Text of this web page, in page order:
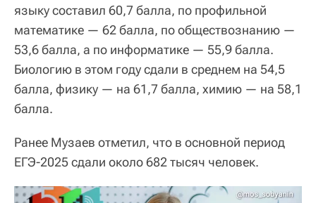
языку составил 60,7 балла, по профильной
математике — 62 балла, по обществознанию —
53,6 балла, а по информатике — 55,9 балла.
Биологию в этом году сдали в среднем на 54,5
балла, физику — на 61,7 балла, химию — на 58,1
балла.
Ранее Музаев отметил, что в основной период
ЕГЭ-2025 сдали около 682 тысяч человек.